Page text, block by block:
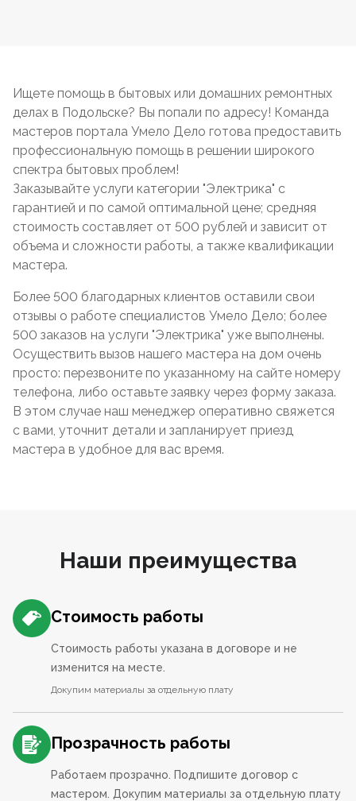
Ищете помощь в бытовых или домашних ремонтных
делах в Подольске? Вы попали по адресу! Команда
мастеров портала Умело Дело готова предоставить
профессиональную помощь в решении широкого
спектра бытовых проблем!
Заказывайте услуги категории "Электрика" с
гарантией и по самой оптимальной цене; средняя
стоимость составляет от 500 рублей и зависит от
объема и сложности работы, а также квалификации
мастера.
Более 500 благодарных клиентов оставили свои
отзывы о работе специалистов Умело Дело; более
500 заказов на услуги "Электрика" уже выполнены.
Осуществить вызов нашего мастера на дом очень
просто: перезвоните по указанному на сайте номеру
телефона, либо оставьте заявку через форму заказа.
В этом случае наш менеджер оперативно свяжется
с вами, уточнит детали и запланирует приезд
мастера в удобное для вас время.
Наши преимущества
Стоимость работы
Стоимость работы указана в договоре и не
изменится на месте.
Докупим материалы за отдельную плату
Прозрачность работы
Работаем прозрачно. Подпишите договор с
мастером. Докупим материалы за отдельную плату